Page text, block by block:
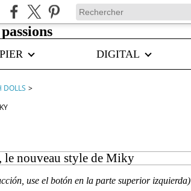
DIGITAL
DOLLS >
le nouveau style de Miky
use el botón en la parte superior izquierda)